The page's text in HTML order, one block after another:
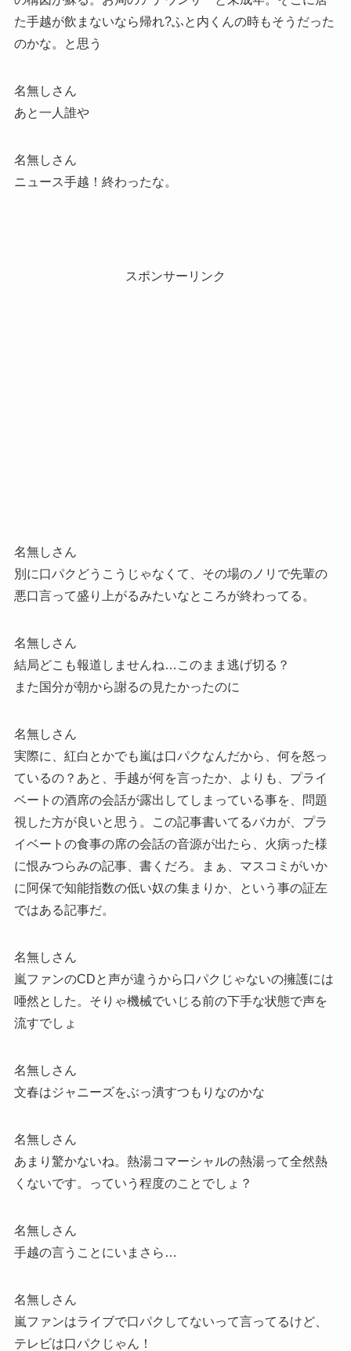
た手越が飲まないなら帰れ?ふと内くんの時もそうだった
のかな。と思う
名無しさん
あと一人誰や
名無しさん
ニュース手越！終わったな。
スポンサーリンク
名無しさん
別に口パクどうこうじゃなくて、その場のノリで先輩の
悪口言って盛り上がるみたいなところが終わってる。
名無しさん
結局どこも報道しませんね…このまま逃げ切る？
また国分が朝から謝るの見たかったのに
名無しさん
実際に、紅白とかでも嵐は口パクなんだから、何を怒っ
ているの？あと、手越が何を言ったか、よりも、プライ
ベートの酒席の会話が露出してしまっている事を、問題
視した方が良いと思う。この記事書いてるバカが、プラ
イベートの食事の席の会話の音源が出たら、火病った様
に恨みつらみの記事、書くだろ。まぁ、マスコミがいか
に阿保で知能指数の低い奴の集まりか、という事の証左
ではある記事だ。
名無しさん
嵐ファンのCDと声が違うから口パクじゃないの擁護には
唖然とした。そりゃ機械でいじる前の下手な状態で声を
流すでしょ
名無しさん
文春はジャニーズをぶっ潰すつもりなのかな
名無しさん
あまり驚かないね。熱湯コマーシャルの熱湯って全然熱
くないです。っていう程度のことでしょ？
名無しさん
手越の言うことにいまさら…
名無しさん
嵐ファンはライブで口パクしてないって言ってるけど、
テレビは口パクじゃん！